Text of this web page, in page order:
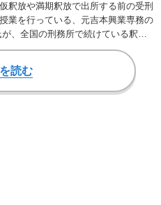
釈放や満期釈放で出所する前の受刑
業を行っている、元吉本興業専務の
、全国の刑務所で続けている釈放
読む